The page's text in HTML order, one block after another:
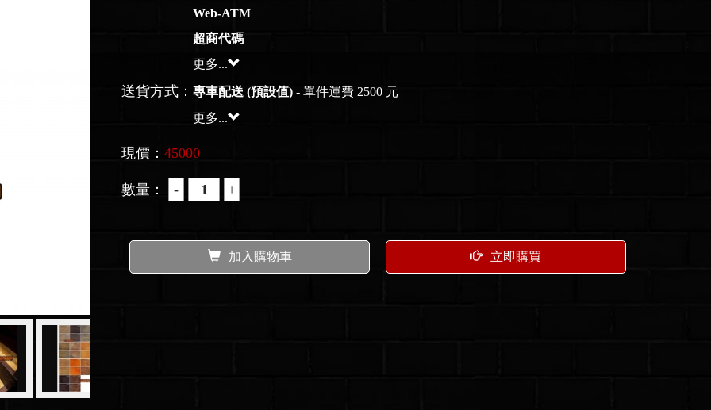
Web-ATM
超商代碼
更多...
送貨方式：專車配送 (預設值) - 單件運費 2500 元
更多...
現價：45000
數量：
加入購物車 立即購買